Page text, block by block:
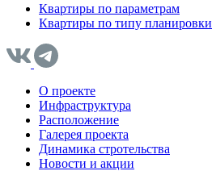
Квартиры по параметрам
Квартиры по типу планировки
О проекте
Инфраструктура
Расположение
Галерея проекта
Динамика стротельства
Новости и акции